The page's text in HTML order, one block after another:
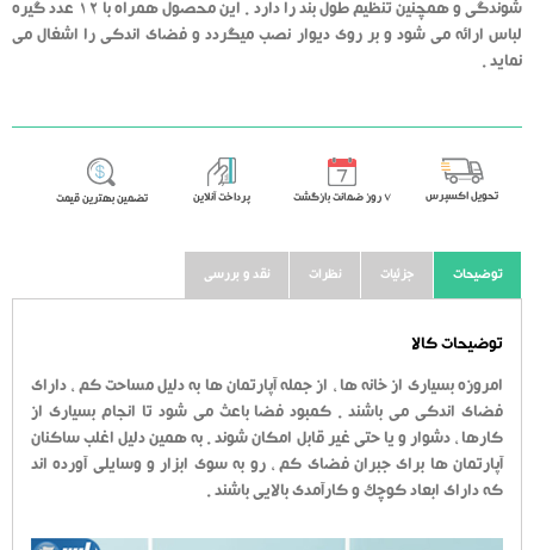
شوندگی و همچنین تنظیم طول بند را دارد . این محصول همراه با 12 عدد گیره
لباس ارائه می شود و بر روی دیوار نصب میگردد و فضای اندکی را اشغال می
نماید .
تحویل اکسپرس ٧ روز ضمانت بازگشت پرداخت آنلاین تضمین بهترین قیمت
توضیحات جزئیات نظرات نقد و بررسی
توضیحات کالا
امروزه بسیاری از خانه ها ، از جمله آپارتمان ها به دلیل مساحت کم ، دارای
فضای اندکی می باشند . کمبود فضا باعث می شود تا انجام بسیاری از
کارها ، دشوار و یا حتی غیر قابل امکان شوند . به همین دلیل اغلب ساکنان
آپارتمان ها برای جبران فضای کم ، رو به سوی ابزار و وسایلی آورده اند
که دارای ابعاد کوچک و کارآمدی بالایی باشند .